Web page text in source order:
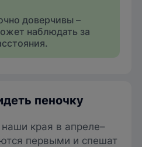
доверчивы –
наблюдать за
пеночку
края в апреле–
первыми и спешат